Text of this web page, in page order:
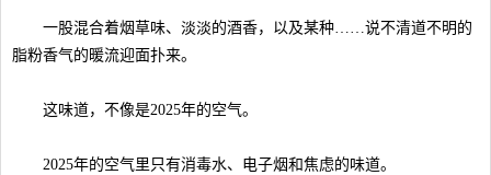
一股混合着烟草味、淡淡的酒香，以及某种……说不清道不明的
脂粉香气的暖流迎面扑来。
这味道，不像是2025年的空气。
2025年的空气里只有消毒水、电子烟和焦虑的味道。